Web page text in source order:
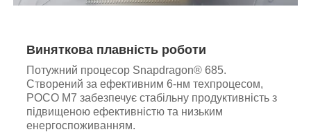
Виняткова плавність роботи
Потужний процесор Snapdragon® 685.
Створений за ефективним 6-нм техпроцесом,
POCO M7 забезпечує стабільну продуктивність з
підвищеною ефективністю та низьким
енергоспоживанням.